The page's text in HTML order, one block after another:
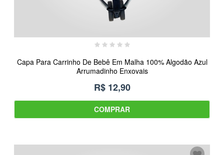
Capa Para Carrinho De Bebê Em Malha 100% Algodão Azul
Arrumadinho Enxovais
R$ 12,90
COMPRAR